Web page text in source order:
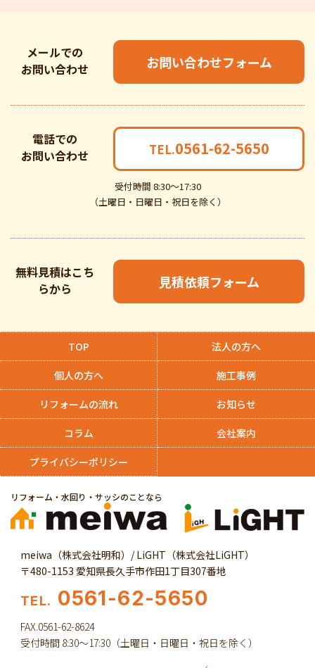
メールでの
お問い合わせ
お問い合わせフォーム
電話での
お問い合わせ
受付時間 8:30～17:30
（土曜日・日曜日・祝日を除く）
TEL.0561-62-5650
無料見積はこち
らから
見積依頼フォーム
リフォーム・水回り・サッシのことなら
meiwa（株式会社明和）/ LiGHT（株式会社LiGHT）
〒480-1153 愛知県長久手市作田1丁目307番地
TEL. 0561-62-5650
FAX.0561-62-8624
受付時間 8:30～17:30（土曜日・日曜日・祝日を除く）
TOP 法人の方へ
個人の方へ 施工事例
リフォームの流れ お知らせ
コラム 会社案内
プライバシーポリシー